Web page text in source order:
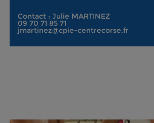
Contact : Julie MARTINEZ
09 70 71 85 71
jmartinez@cpie-centrecorse.fr